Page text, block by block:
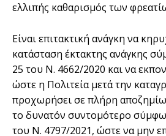
ελλιπής καθαρισμός των
Είναι επιτακτική ανάγκη να
κατάσταση έκτακτης ανάγκης
25 του Ν. 4662/2020 και να
ώστε η Πολιτεία μετά την
προχωρήσει σε πλήρη
το δυνατόν συντομότερο
του Ν. 4797/2021, ώστε να μην